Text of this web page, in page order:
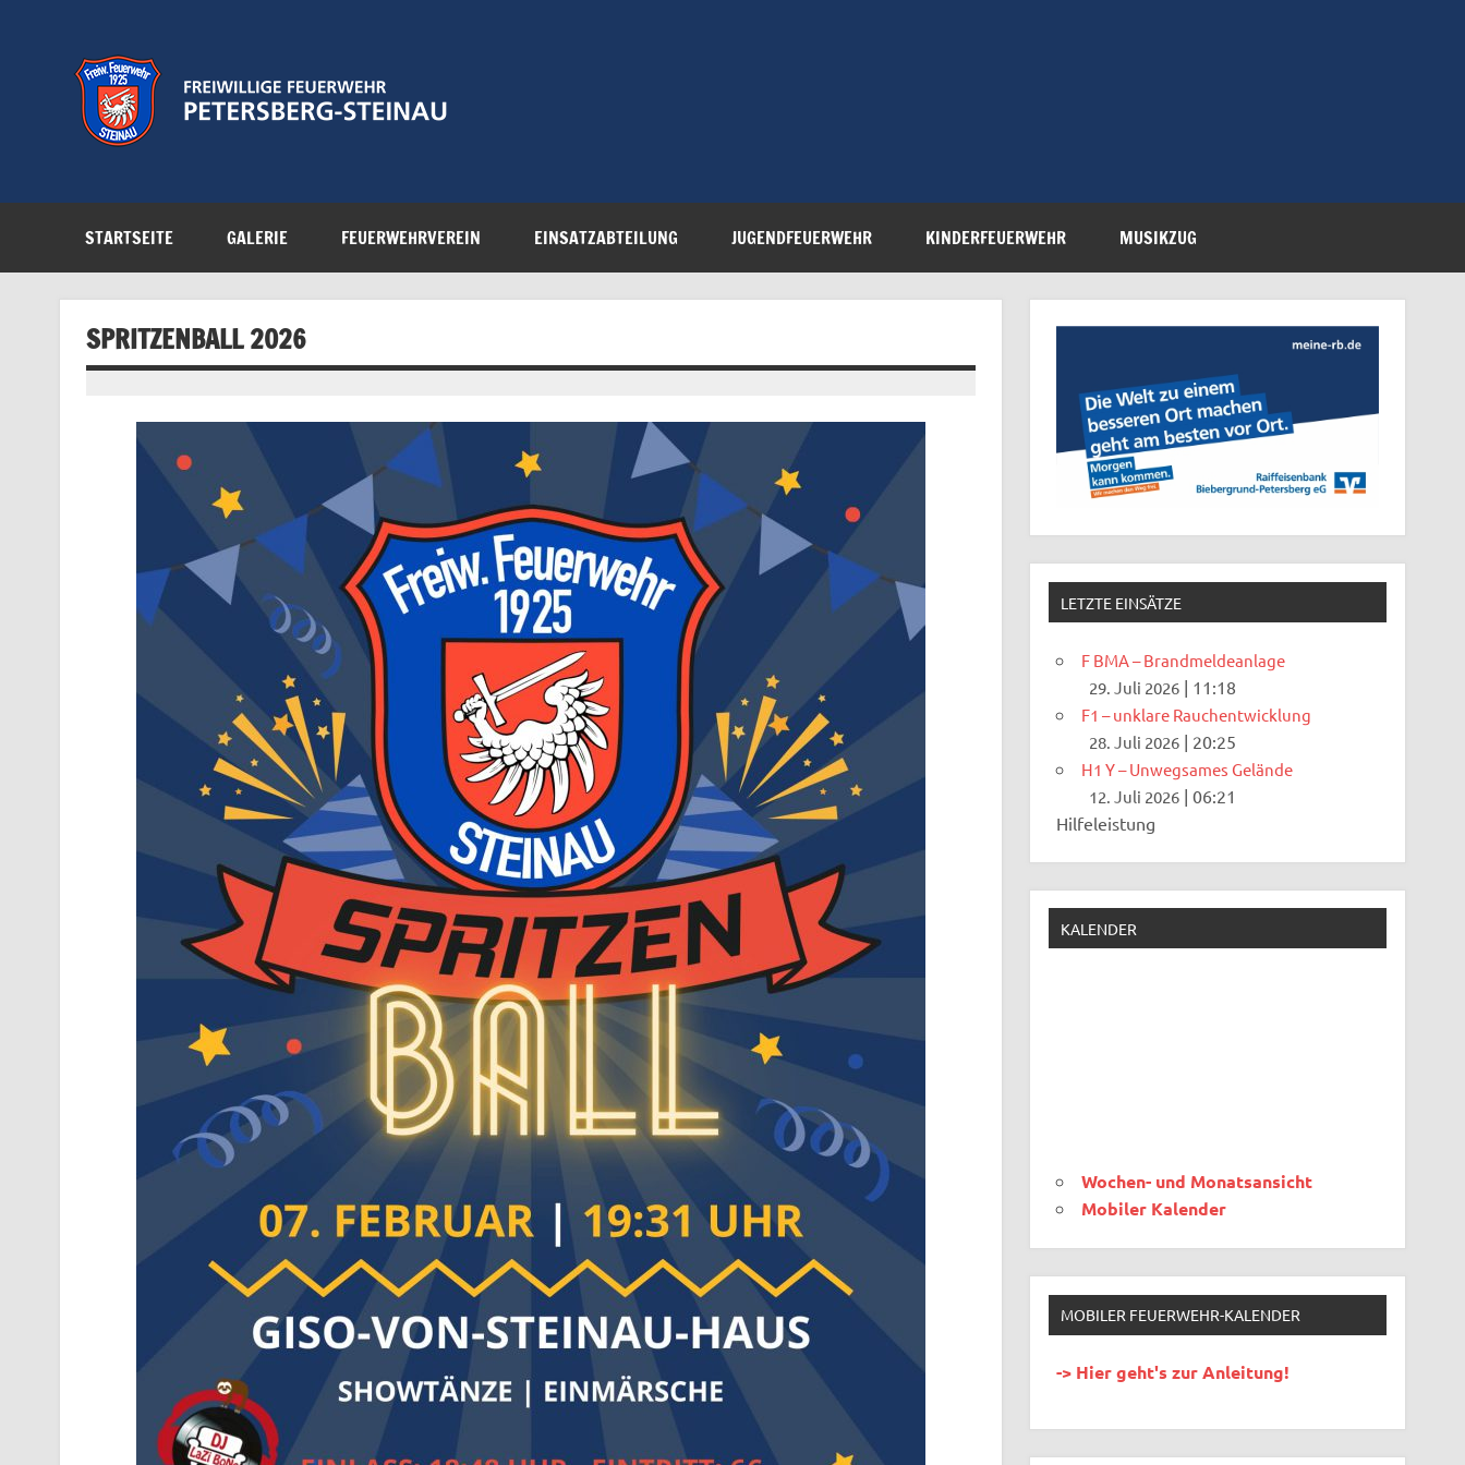
STARTSEITE GALERIE FEUERWEHRVEREIN EINSATZABTEILUNG JUGENDFEUERWEHR KINDERFEUERWEHR MUSIKZUG
SPRITZENBALL 2026
LETZTE EINSÄTZE
F BMA – Brandmeldeanlage
29. Juli 2026 | 11:18
F1 – unklare Rauchentwicklung
28. Juli 2026 | 20:25
H1 Y – Unwegsames Gelände
12. Juli 2026 |06:21
Hilfeleistung
KALENDER
Wochen- und Monatsansicht
Mobiler Kalender
MOBILER FEUERWEHR-KALENDER
-> Hier geht's zur Anleitung!